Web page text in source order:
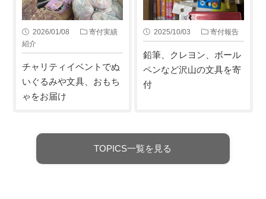
2026/01/08
寄付実績
紹介
チャリティイベントでぬ
いぐるみや文具、おもち
ゃをお届け
2025/10/03 寄付報告
鉛筆、クレヨン、ボール
ペンなど沢山の文具を寄
付
TOPICS一覧を見る